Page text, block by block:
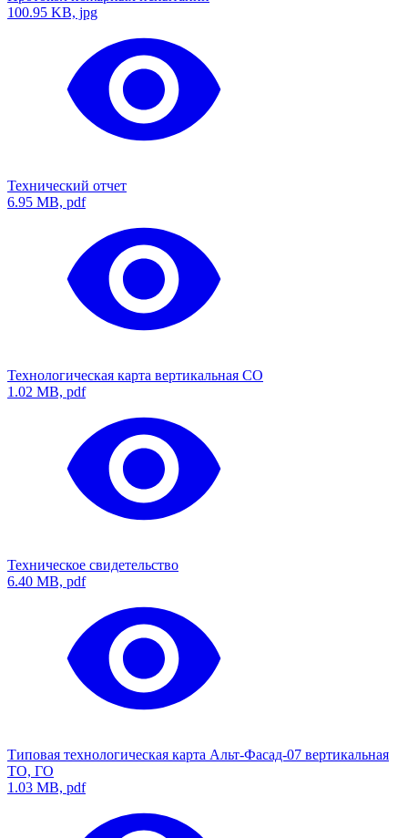
100.95 KB, jpg
Технический отчет
6.95 MB, pdf
Технологическая карта вертикальная СО
1.02 MB, pdf
Техническое свидетельство
6.40 MB, pdf
Типовая технологическая карта Альт-Фасад-07 вертикальная
ТО, ГО
1.03 MB, pdf